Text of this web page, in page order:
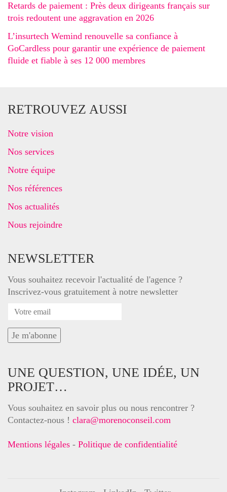
Retards de paiement : Près deux dirigeants français sur
trois redoutent une aggravation en 2026
L’insurtech Wemind renouvelle sa confiance à
GoCardless pour garantir une expérience de paiement
fluide et fiable à ses 12 000 membres
RETROUVEZ AUSSI
Notre vision
Nos services
Notre équipe
Nos références
Nos actualités
Nous rejoindre
NEWSLETTER
Vous souhaitez recevoir l'actualité de l'agence ?
Inscrivez-vous gratuitement à notre newsletter
UNE QUESTION, UNE IDÉE, UN
PROJET…
Vous souhaitez en savoir plus ou nous rencontrer ?
Contactez-nous ! clara@morenoconseil.com
Mentions légales - Politique de confidentialité